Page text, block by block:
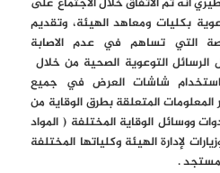
بكليات ومعاهد الهيئة، وتقديم
التي تساهم في عدم الاصابة
التوعوية الصحية من خلال
شاشات العرض في جميع
المعلومات المتعلقة بطرق الوقاية من
ووسائل الوقاية المختلفة ( المواد
لإدارة الهيئة وكلياتها المختلفة
.